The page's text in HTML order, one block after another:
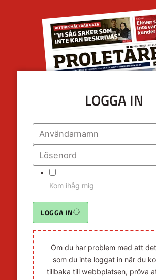
LOGGA IN
Kom ihåg mig
LOGGA IN
Om du har problem med att
som du inte loggat in när du
tillbaka till webbplatsen, pröva